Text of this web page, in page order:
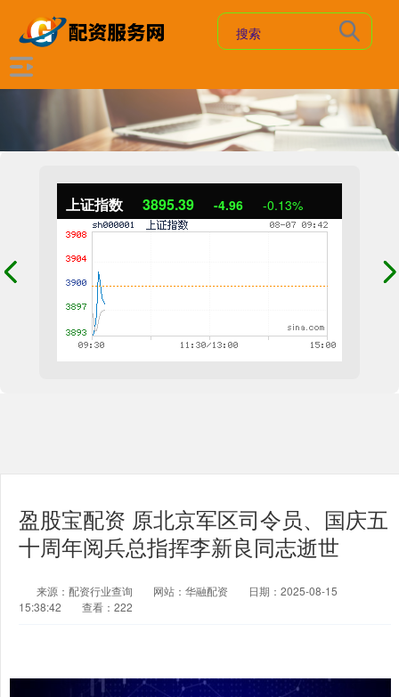
上证指数 3895.39 -4.96 -0.13%
盈股宝配资 原北京军区司令员、国庆五
十周年阅兵总指挥李新良同志逝世
来源：配资行业查询 网站：华融配资
日期：2025-08-15
15:38:42
查看：222